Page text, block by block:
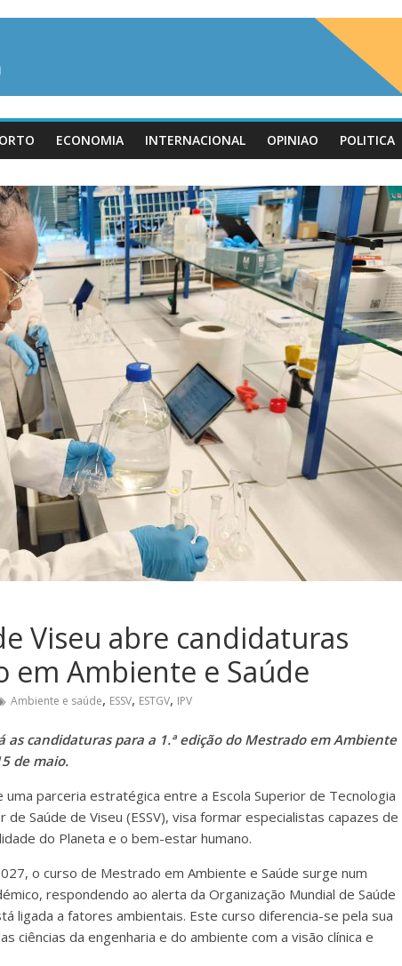
ECONOMIA INTERNACIONAL OPINIAO POLITICA
Viseu abre candidaturas
em Ambiente e Saúde
Ambiente e saúde, ESSV, ESTGV, IPV
candidaturas para a 1.ª edição do Mestrado em Ambiente
de maio.
parceria estratégica entre a Escola Superior de Tecnologia
de Saúde de Viseu (ESSV), visa formar especialistas capazes de
do Planeta e o bem-estar humano.
o curso de Mestrado em Ambiente e Saúde surge num
respondendo ao alerta da Organização Mundial de Saúde
ligada a fatores ambientais. Este curso diferencia-se pela sua
ciências da engenharia e do ambiente com a visão clínica e